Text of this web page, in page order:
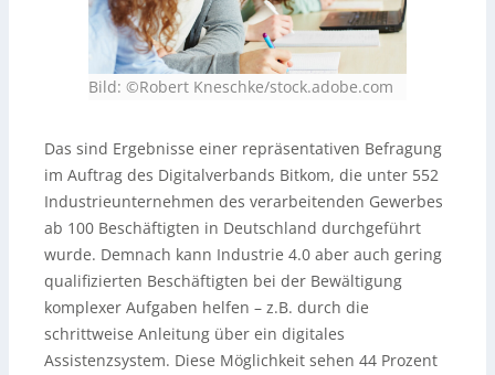
Bild: ©Robert Kneschke/stock.adobe.com
Das sind Ergebnisse einer repräsentativen Befragung
im Auftrag des Digitalverbands Bitkom, die unter 552
Industrieunternehmen des verarbeitenden Gewerbes
ab 100 Beschäftigten in Deutschland durchgeführt
wurde. Demnach kann Industrie 4.0 aber auch gering
qualifizierten Beschäftigten bei der Bewältigung
komplexer Aufgaben helfen – z.B. durch die
schrittweise Anleitung über ein digitales
Assistenzsystem. Diese Möglichkeit sehen 44 Prozent